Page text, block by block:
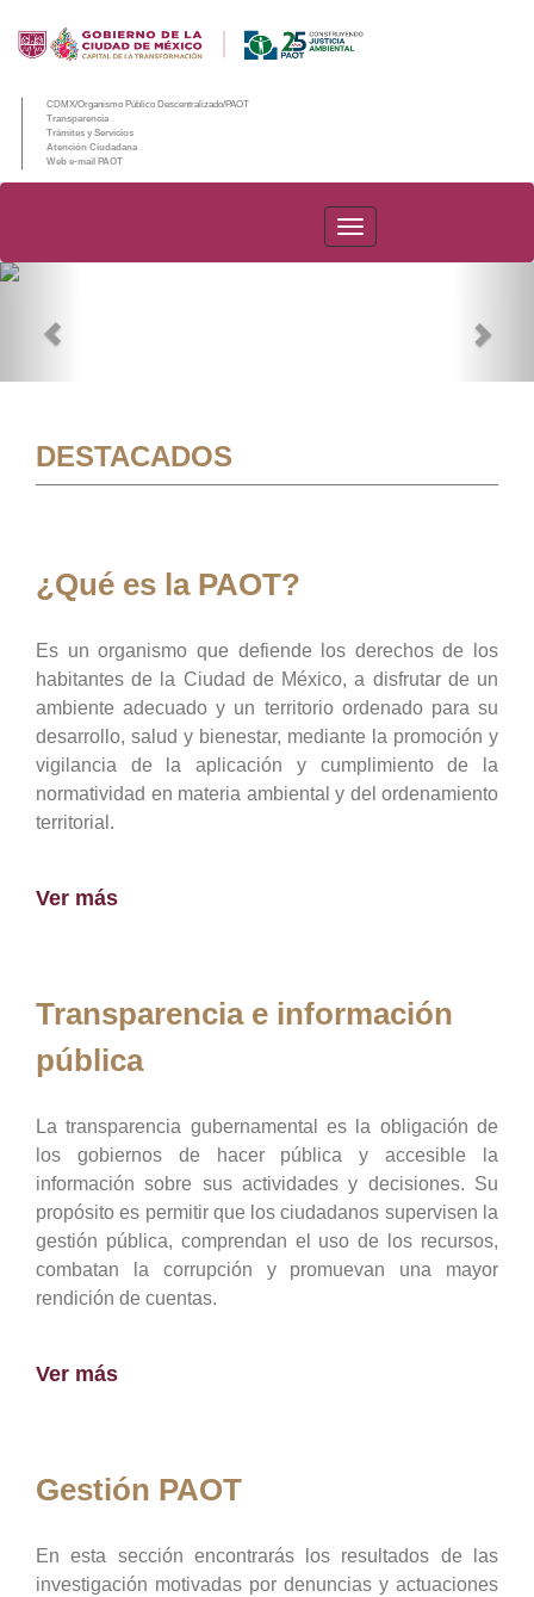
CDMX/Organismo Público Descentralizado/PAOT
Transparencia
Trámites y Servicios
Atención Ciudadana
Web e-mail PAOT
PAOT
DESTACADOS
¿Qué es la PAOT?
Es un organismo que defiende los derechos de los
habitantes de la Ciudad de México, a disfrutar de un
ambiente adecuado y un territorio ordenado para su
desarrollo, salud y bienestar, mediante la promoción y
vigilancia de la aplicación y cumplimiento de la
normatividad en materia ambiental y del ordenamiento
territorial.
Ver más
Transparencia e información
pública
La transparencia gubernamental es la obligación de
los gobiernos de hacer pública y accesible la
información sobre sus actividades y decisiones. Su
propósito es permitir que los ciudadanos supervisen la
gestión pública, comprendan el uso de los recursos,
combatan la corrupción y promuevan una mayor
rendición de cuentas.
Ver más
Gestión PAOT
En esta sección encontrarás los resultados de las
investigación motivadas por denuncias y actuaciones